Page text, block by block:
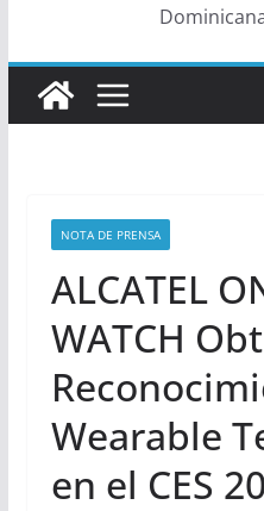
NOTA DE PRENSA
ALCATEL
WATCH
Wearable
en el CES